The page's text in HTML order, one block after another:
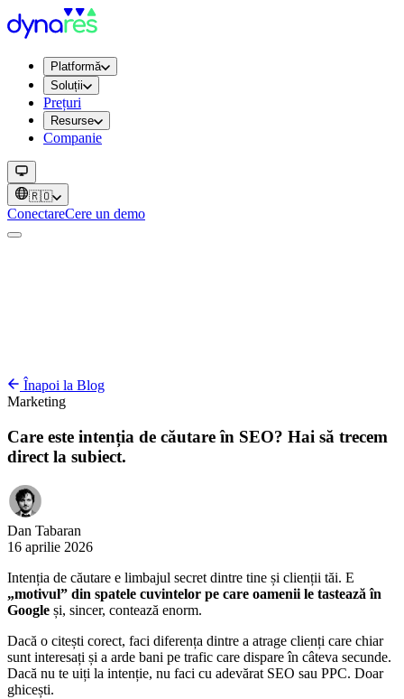
Platformă
Soluții
Prețuri
Resurse
Companie
🇷🇴
ConectareCere un demo
Înapoi la Blog
Marketing
Care este intenția de căutare în SEO? Hai să trecem
direct la subiect.
Dan Tabaran
16 aprilie 2026
Intenția de căutare e limbajul secret dintre tine și clienții tăi. E
„motivul” din spatele cuvintelor pe care oamenii le tastează în
Google și, sincer, contează enorm.
Dacă o citești corect, faci diferența dintre a atrage clienți care chiar
sunt interesați și a arde bani pe trafic care dispare în câteva secunde.
Dacă nu te uiți la intenție, nu faci cu adevărat SEO sau PPC. Doar
ghicești.